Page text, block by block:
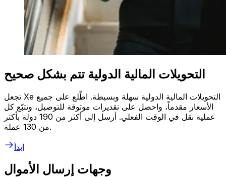
التحويلات المالية الدولية تتم بشكل صحيح
تجعل Xe التحويلات المالية الدولية سهلة وبسيطة. اطّلع على جميع
الأسعار مقدماً، واحصل على تقديرات موثوقة للتوصيل، وتتبّع كل
عملية نقل في الوقت الفعلي. أرسل إلى أكثر من 190 دولة بأكثر
من 130 عملة.
ابدأ
وجهات إرسال الأموال